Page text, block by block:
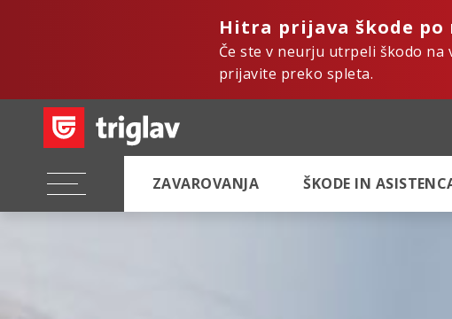
Hitra prijava škode po
Če ste v neurju utrpeli škodo
prijavite preko spleta.
ZAVAROVANJA ŠKODE IN